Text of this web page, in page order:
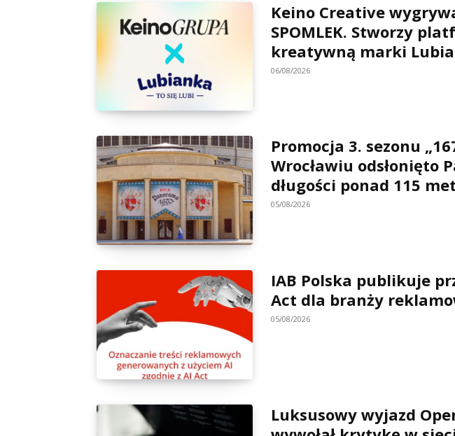
Keino Creative
SPOMLEK. Stworzy
kreatywną marki
06/08/2026
Promocja 3. sezonu
Wrocławiu odsłonięto
długości ponad 115
05/08/2026
IAB Polska publikuje
Act dla branży
05/08/2026
Luksusowy wyjazd